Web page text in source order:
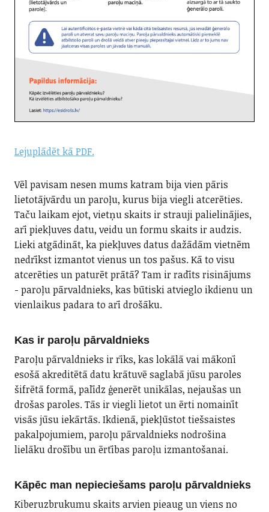
Lejuplādēt kā PDF.
Vēl pavisam nesen mums katram bija vien pāris
lietotājvārdu un paroļu, kurus bija viegli atcerēties.
Taču laikam ejot, vietņu skaits ir strauji palielinājies,
arī piekļuves datu, veidu un formu skaits ir audzis.
Lieki atgādināt, ka piekļuves datus dažādām vietnēm
nedrīkst izmantot vienus un tos pašus. Kā to visu
atcerēties un paturēt prātā? Tam ir radīts risinājums
- paroļu pārvaldnieks, kas būtiski atvieglo ikdienu un
vienlaikus padara to arī drošāku.
Kas ir paroļu pārvaldnieks
Paroļu pārvaldnieks ir rīks, kas lokālā vai mākonī
esošā akreditētā datu krātuvē saglabā jūsu paroles
šifrētā formā, palīdz ģenerēt unikālas, nejaušas un
drošas paroles. Tās ir viegli lietot un ērti nomainīt
visās jūsu iekārtās. Ikdienā, piekļūstot tiešsaistes
pakalpojumiem, paroļu pārvaldnieks nodrošina
lielāku drošību un ērtības paroļu izmantošanai.
Kāpēc man nepieciešams paroļu pārvaldnieks
Kiberuzbrukumu skaits arvien pieaug un viens no